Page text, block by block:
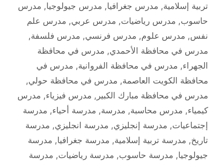
تربية إسلامية, مدرس جغرافيا, مدرس جيولوجيا, مدرس
حاسوب, مدرس رياضيات, مدرس عربي, مدرس علم
نفس, مدرس علوم, مدرس فرنسي, مدرس فلسفة,
مدرس في محافظة الأحمدي, مدرس في محافظة
الجهراء, مدرس في محافظة الفروانية, مدرس في
محافظة الكويت العاصمة, مدرس في محافظة حولي,
مدرس في محافظة مبارك الكبير , مدرس فيزياء, مدرس
كيمياء, مدرس محاسبة, مدرسة, مدرسة أحياء, مدرسة
إجتماعيات, مدرسة إنجليزي, مدرسة انجليزي, مدرسة
تاريخ, مدرسة تربية إسلامية, مدرسة جغرافيا, مدرسة
جيولوجيا, مدرسة حاسوب, مدرسة رياضيات, مدرسة